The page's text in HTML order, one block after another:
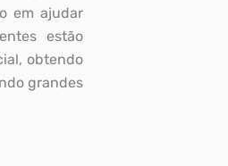
em ajudar
estão
obtendo
grandes